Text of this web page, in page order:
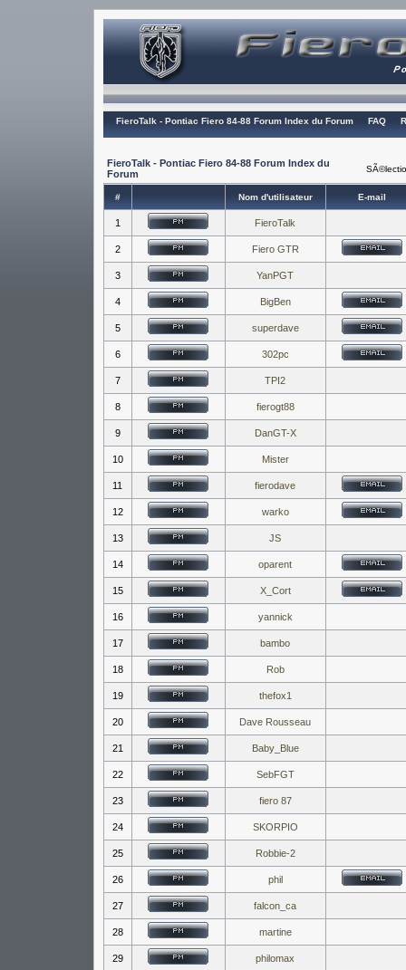
FieroTalk - Pontiac Fiero 84-88 Forum Index du Forum FAQ
FieroTalk - Pontiac Fiero 84-88 Forum Index du
Forum
# Nom d'utilisateur E-mail
1 FieroTalk
2 Fiero GTR
3 YanPGT
4 BigBen
5 superdave
6 302pc
7 TPI2
8 fierogt88
9 DanGT-X
10 Mister
11 fierodave
12 warko
13 JS
14 oparent
15 X_Cort
16 yannick
17 bambo
18 Rob
19 thefox1
20 Dave Rousseau
21 Baby_Blue
22 SebFGT
23 fiero 87
24 SKORPIO
25 Robbie-2
26 phil
27 falcon_ca
28 martine
29 philomax